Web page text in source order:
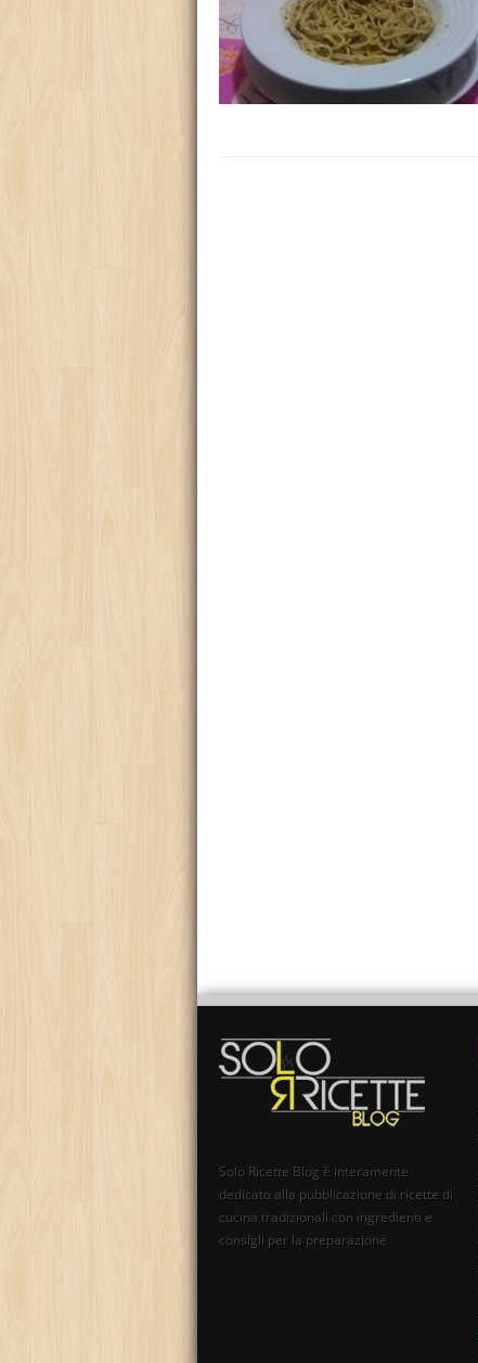
Solo Ricette Blog è interamente
dedicato alla pubblicazione di ricette di
cucina tradizionali con ingredienti e
consigli per la preparazione